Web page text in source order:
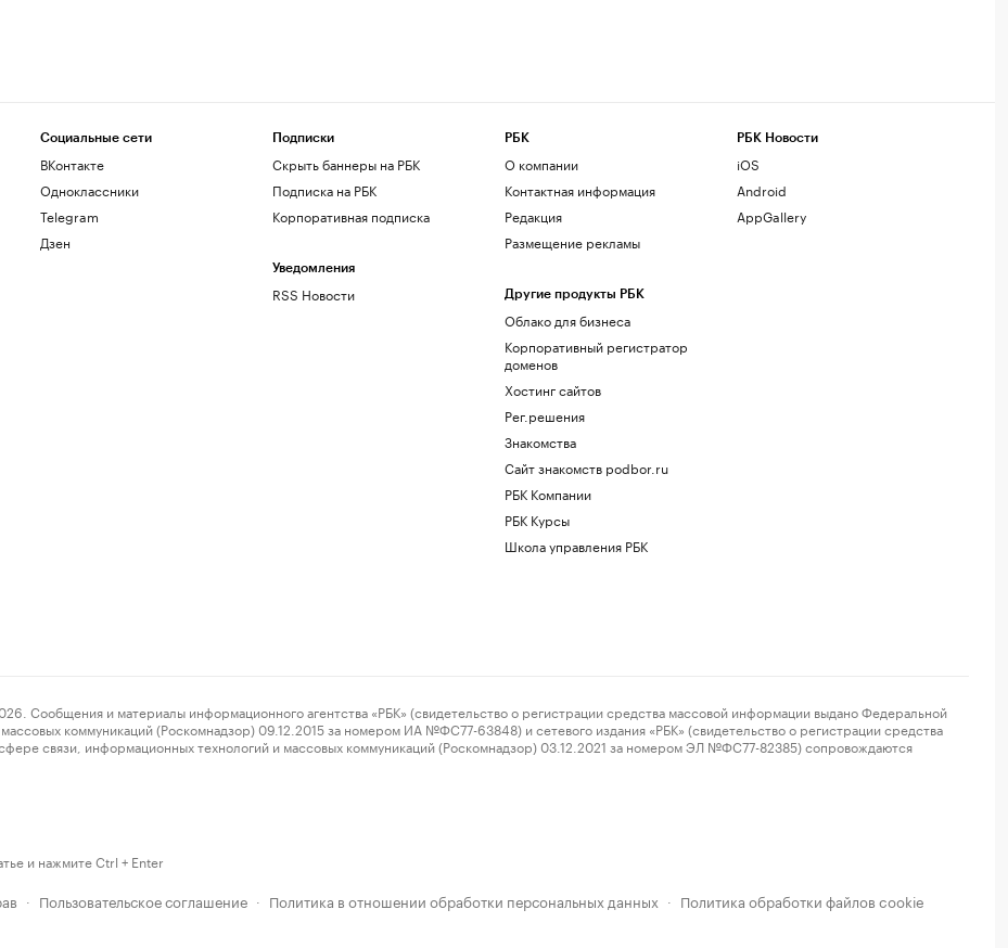
Социальные сети
ВКонтакте
Одноклассники
Telegram
Дзен
Подписки
Скрыть баннеры на РБК
Подписка на РБК
Корпоративная подписка
Уведомления
RSS Новости
РБК
О компании
Контактная информация
Редакция
Размещение рекламы
Другие продукты РБК
Облако для бизнеса
Корпоративный регистратор
доменов
Хостинг сайтов
Рег.решения
Знакомства
Сайт знакомств podbor.ru
РБК Компании
РБК Курсы
Школа управления РБК
РБК Новости
iOS
Android
AppGallery
и материалы информационного агентства «РБК» (свидетельство о регистрации средства массовой информации выдано Федеральной
коммуникаций (Роскомнадзор) 09.12.2015 за номером ИА №ФС77-63848) и сетевого издания «РБК» (свидетельство о регистрации средства
связи, информационных технологий и массовых коммуникаций (Роскомнадзор) 03.12.2021 за номером ЭЛ №ФС77-82385) сопровождаются
и нажмите Ctrl + Enter
· Пользовательское соглашение · Политика в отношении обработки персональных данных · Политика обработки файлов cookie